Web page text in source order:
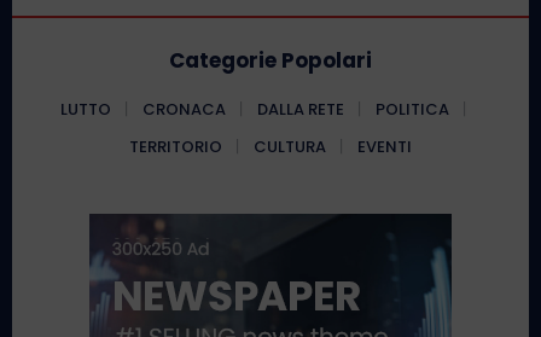
Categorie Popolari
LUTTO CRONACA DALLA RETE
POLITICA
TERRITORIO
CULTURA EVENTI